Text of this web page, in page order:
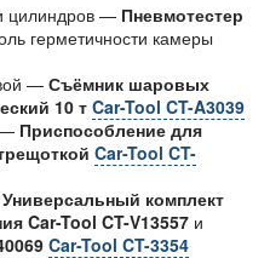
цилиндров — Пневмотестер
герметичности камеры
— Съёмник шаровых
10 т Car-Tool CT-A3039
— Приспособление для
Car-Tool CT-
Универсальный комплект
Car-Tool CT-V13557 и
Car-Tool CT-3354